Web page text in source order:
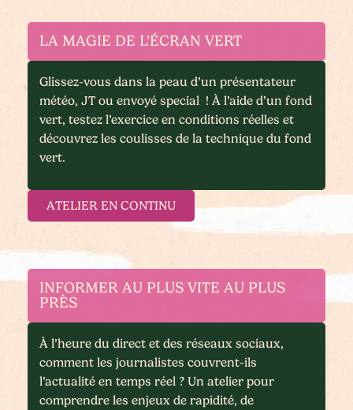
LA MAGIE DE L'ÉCRAN VERT
Glissez-vous dans la peau d’un présentateur
météo, JT ou envoyé special ! À l’aide d’un fond
vert, testez l’exercice en conditions réelles et
découvrez les coulisses de la technique du fond
vert.
ATELIER EN CONTINU
INFORMER AU PLUS VITE AU PLUS
PRÈS
À l’heure du direct et des réseaux sociaux,
comment les journalistes couvrent-ils
l’actualité en temps réel ? Un atelier pour
comprendre les enjeux de rapidité, de